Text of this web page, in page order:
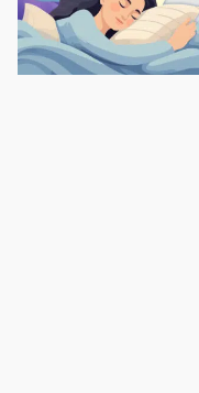
เกิดปัญหาใหญ่ตามมาได้ เลข
กุมารทองร้องไห้ ตามตำราแ
ความเครียดและบอกว่าคุณก
สุขภาพ แต่ก็เป็นฝันที่มีข้อดีใน